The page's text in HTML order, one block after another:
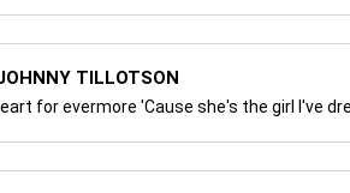
TILLOTSON
for evermore 'Cause she's the girl I've